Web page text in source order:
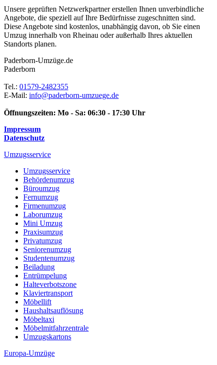
Unsere geprüften Netzwerkpartner erstellen Ihnen unverbindliche
Angebote, die speziell auf Ihre Bedürfnisse zugeschnitten sind.
Diese Angebote sind kostenlos, unabhängig davon, ob Sie einen
Umzug innerhalb von Rheinau oder außerhalb Ihres aktuellen
Standorts planen.
Paderborn-Umzüge.de
Paderborn
Tel.: 01579-2482355
E-Mail: info@paderborn-umzuege.de
Öffnungszeiten: Mo - Sa: 06:30 - 17:30 Uhr
Impressum
Datenschutz
Umzugsservice
Umzugsservice
Behördenumzug
Büroumzug
Fernumzug
Firmenumzug
Laborumzug
Mini Umzug
Praxisumzug
Privatumzug
Seniorenumzug
Studentenumzug
Beiladung
Entrümpelung
Halteverbotszone
Klaviertransport
Möbellift
Haushaltsauflösung
Möbeltaxi
Möbelmitfahrzentrale
Umzugskartons
Europa-Umzüge